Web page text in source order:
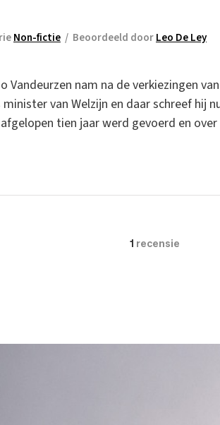
Non-fictie / Beoordeeld doorLeo De Ley
Vandeurzen nam na de verkiezingen
van Welzijn en daar schreef hij
tien jaar werd gevoerd en
1 recensie